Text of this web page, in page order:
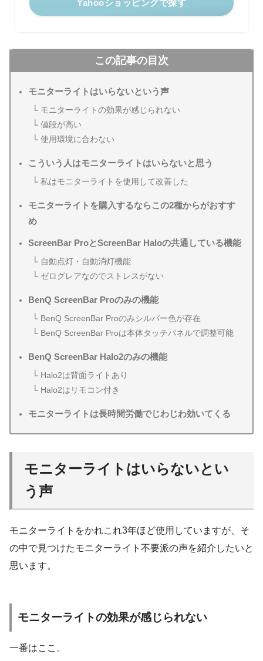
Yahooショッピングで探す
この記事の目次
モニターライトはいらないという声
モニターライトの効果が感じられない
値段が高い
使用環境に合わない
こういう人はモニターライトはいらないと思う
私はモニターライトを使用して改善した
モニターライトを購入するならこの2種からがおすす
め
ScreenBar ProとScreenBar Haloの共通している機能
自動点灯・自動消灯機能
ゼログレアなのでストレスがない
BenQ ScreenBar Proのみの機能
BenQ ScreenBar Proのみシルバー色が存在
BenQ ScreenBar Proは本体タッチパネルで調整可能
BenQ ScreenBar Halo2のみの機能
Halo2は背面ライトあり
Halo2はリモコン付き
モニターライトは長時間労働でじわじわ効いてくる
モニターライトはいらないとい
う声
モニターライトをかれこれ3年ほど使用していますが、そ
の中で見つけたモニターライト不要派の声を紹介したいと
思います。
モニターライトの効果が感じられない
一番はここ。